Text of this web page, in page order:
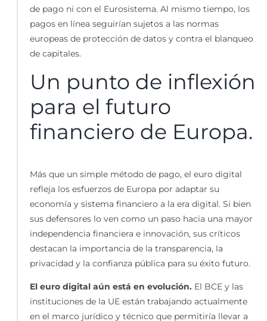
de pago ni con el Eurosistema. Al mismo tiempo, los
pagos en línea seguirían sujetos a las normas
europeas de protección de datos y contra el blanqueo
de capitales.
Un punto de inflexión
para el futuro
financiero de Europa.
Más que un simple método de pago, el euro digital
refleja los esfuerzos de Europa por adaptar su
economía y sistema financiero a la era digital. Si bien
sus defensores lo ven como un paso hacia una mayor
independencia financiera e innovación, sus críticos
destacan la importancia de la transparencia, la
privacidad y la confianza pública para su éxito futuro.
El euro digital aún está en evolución.El BCE y las
instituciones de la UE están trabajando actualmente
en el marco jurídico y técnico que permitiría llevar a